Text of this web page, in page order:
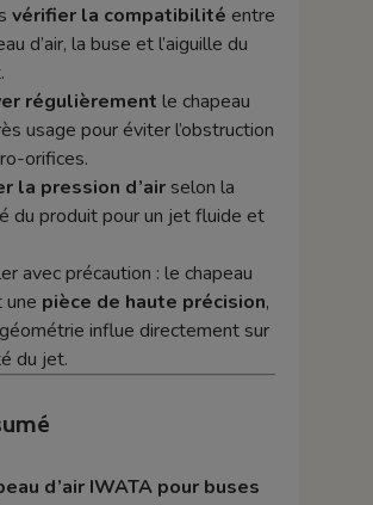
vérifier la compatibilité entre
d’air, la buse et l’aiguille du
régulièrement le chapeau
usage pour éviter l’obstruction
orifices.
la pression d’airselon la
du produit pour un jet fluide et
avec précaution : le chapeau
une pièce de haute précision,
influe directement sur
du jet.
d’air IWATA pour buses